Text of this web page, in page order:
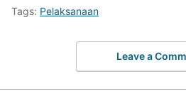
Tags: Pelaksanaan
Leave a